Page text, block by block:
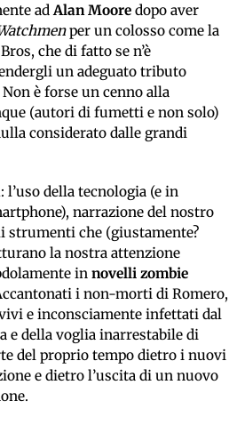
adAlan Mooredopo aver
per un colosso come la
che di fatto se n’è
un adeguato tributo
è forse un cenno alla
(autori di fumetti e non solo)
considerato dalle grandi
: l’uso della tecnologia (e in
narrazione del nostro
strumenti che (giustamente?
la nostra attenzione
in novelli zombie
i non-morti di Romero,
e inconsciamente infettati dal
e della voglia inarrestabile di
del proprio tempo dietro i nuovi
e dietro l’uscita di un nuovo